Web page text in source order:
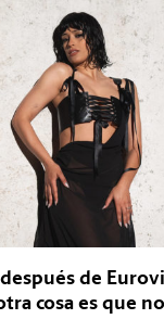
de
cosa es que